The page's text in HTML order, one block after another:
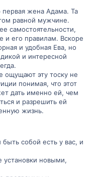
жена Адама. Та
равной мужчине.
самостоятельности,
и его правилам. Вскоре
и удобная Ева, но
и интересной
эту тоску не
понимая, что этот
дать именно ей, чем
и разрешить ей
жизнь.
собой есть у вас, и
новыми,